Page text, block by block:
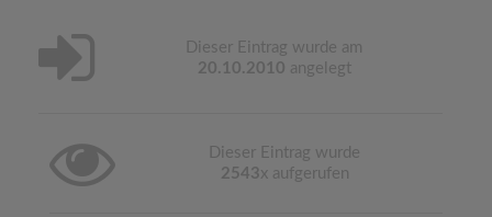
Dieser Eintrag wurde am
20.10.2010 angelegt
Dieser Eintrag wurde
2543x aufgerufen